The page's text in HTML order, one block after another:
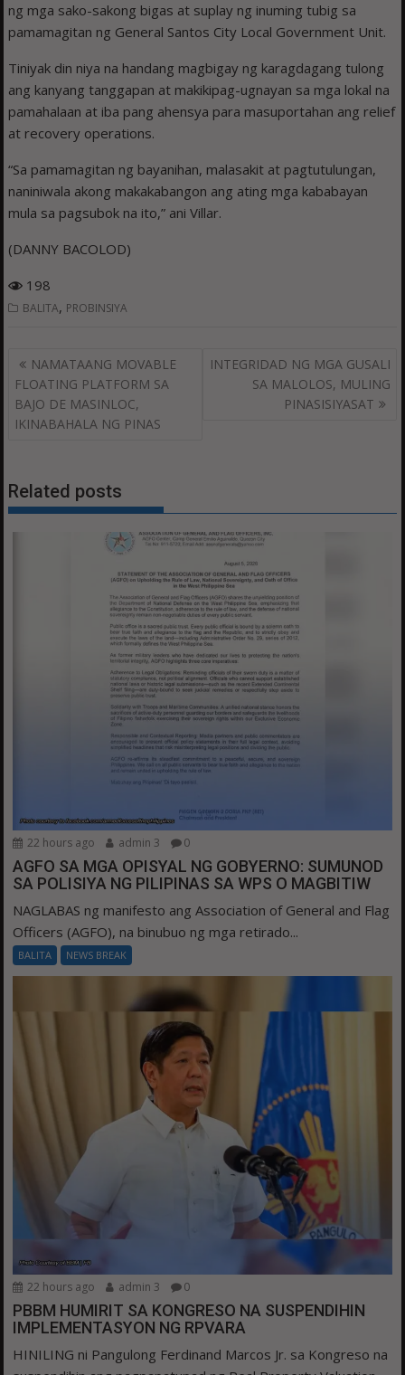
ng mga sako-sakong bigas at suplay ng inuming tubig sa
pamamagitan ng General Santos City Local Government Unit.
Tiniyak din niya na handang magbigay ng karagdagang tulong
ang kanyang tanggapan at makikipag-ugnayan sa mga lokal na
pamahalaan at iba pang ahensya para masuportahan ang relief
at recovery operations.
“Sa pamamagitan ng bayanihan, malasakit at pagtutulungan,
naniniwala akong makakabangon ang ating mga kababayan
mula sa pagsubok na ito,” ani Villar.
(DANNY BACOLOD)
198
BALITA, PROBINSIYA
Post
navigation
NAMATAANG MOVABLE
FLOATING PLATFORM SA
BAJO DE MASINLOC,
IKINABAHALA NG PINAS
INTEGRIDAD NG MGA GUSALI
SA MALOLOS, MULING
PINASISIYASAT
Related posts
22 hours ago admin 3 0
AGFO SA MGA OPISYAL NG GOBYERNO: SUMUNOD
SA POLISIYA NG PILIPINAS SA WPS O MAGBITIW
NAGLABAS ng manifesto ang Association of General and Flag
Officers (AGFO), na binubuo ng mga retirado...
BALITA NEWS BREAK
22 hours ago admin 3 0
PBBM HUMIRIT SA KONGRESO NA SUSPENDIHIN
IMPLEMENTASYON NG RPVARA
HINILING ni Pangulong Ferdinand Marcos Jr. sa Kongreso na